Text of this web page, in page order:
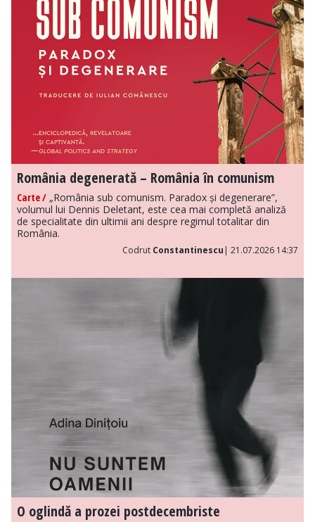
România degenerată – România în comunism
Carte / „România sub comunism. Paradox și degenerare”,
volumul lui Dennis Deletant, este cea mai completă analiză
de specialitate din ultimii ani despre regimul totalitar din
România.
Codrut Constantinescu | 21.07.2026 14:37
O oglindă a prozei postdecembriste